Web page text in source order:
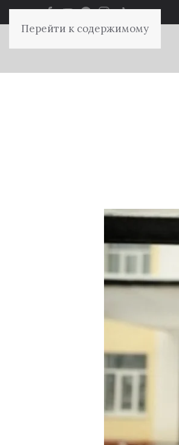
Перейти к содержимому